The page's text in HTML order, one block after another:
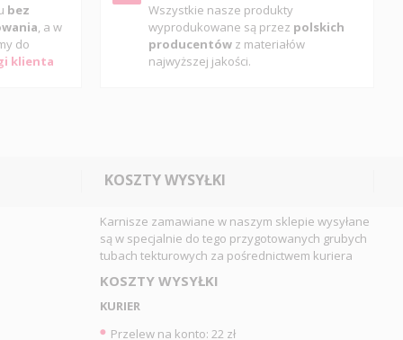
bez
, a w
do
klienta
Wszystkie nasze produkty
wyprodukowane są przez polskich
producentów z materiałów
najwyższej jakości.
KOSZTY WYSYŁKI
Karnisze zamawiane w naszym sklepie wysyłane
są w specjalnie do tego przygotowanych grubych
tubach tekturowych za pośrednictwem kuriera
KOSZTY WYSYŁKI
KURIER
Przelew na konto: 22 zł